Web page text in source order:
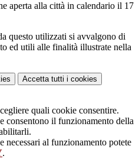
aperta alla città in calendario il 17
questo utilizzati si avvalgono di
ed utili alle finalità illustrate nella
Accetta tutti i cookies
quali cookie consentire.
consentono il funzionamento della
necessari al funzionamento potete
.